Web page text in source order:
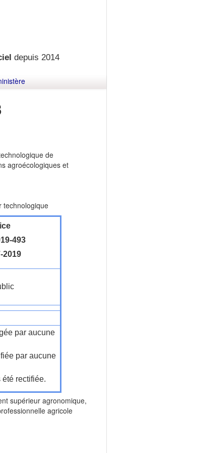
depuis 2014
de
agroécologiques et
technologique
493
2019
par aucune
par aucune
rectifiée.
supérieur agronomique,
agricole